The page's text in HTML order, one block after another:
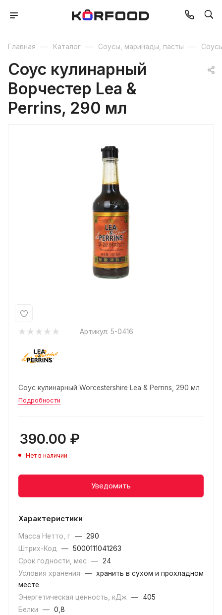
Главная — Каталог — Соусы, маринады, пасты —
Соус кулинарный
Ворчестер Lea &
Perrins, 290 мл
Артикул: 5-0416
Соус кулинарный Worcestershire Lea & Perrins, 290 мл
Подробности
390.00 ₽
Нет в наличии
Уведомить
Характеристики
Масса Нетто, г — 290
Штрих-Код
— 5000111041263
Срок годности, мес
— 24
Условия хранения
— хранить в сухом и прохладном
месте
Энергетическая ценность, кДж
—
405
Белки
— 0,8